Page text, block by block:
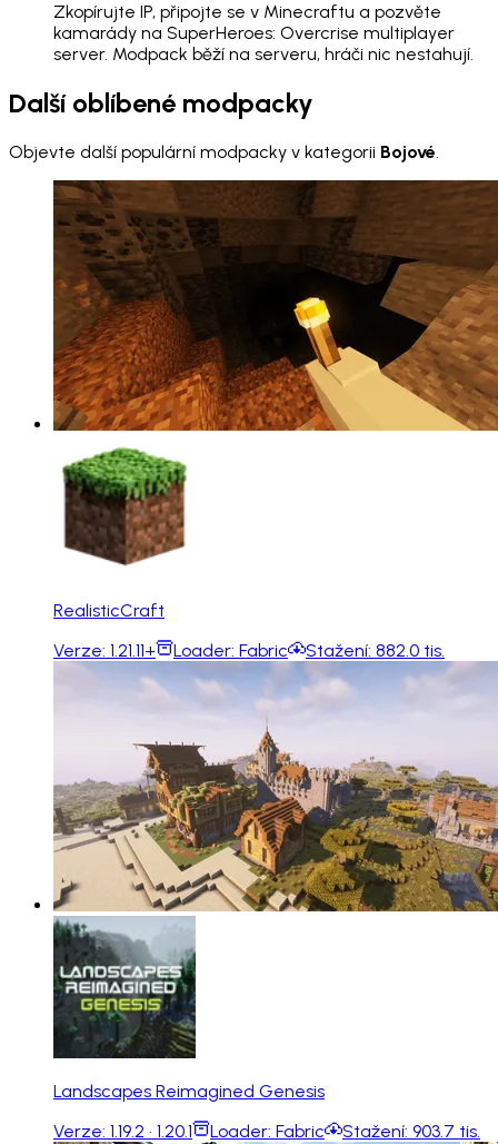
Zkopírujte IP, připojte se v Minecraftu a pozvěte
kamarády na SuperHeroes: Overcrise multiplayer
server. Modpack běží na serveru, hráči nic nestahují.
Další oblíbené modpacky
Objevte další populární modpacky v kategorii Bojové.
RealisticCraft
Verze: 1.21.11+ Loader: Fabric Stažení: 882.0 tis.
Landscapes Reimagined Genesis
Verze: 1.19.2 · 1.20.1 Loader: Fabric Stažení: 903.7 tis.